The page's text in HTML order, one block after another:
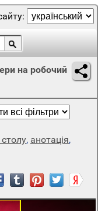
на робочий
, анотація,